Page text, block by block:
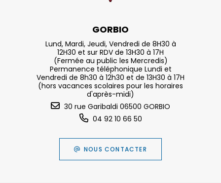
GORBIO
Lund, Mardi, Jeudi, Vendredi de 8H30 à
12H30 et sur RDV de 13H30 à 17H
(Fermée au public les Mercredis)
Permanence téléphonique Lundi et
Vendredi de 8h30 à 12h30 et de 13H30 à 17H
(hors vacances scolaires pour les horaires
d'après-midi)
30 rue Garibaldi 06500 GORBIO
04 92 10 66 50
NOUS CONTACTER